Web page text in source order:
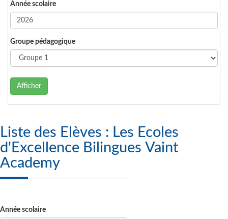
Année scolaire
Groupe pédagogique
Afficher
Liste des Elèves : Les Ecoles
d'Excellence Bilingues Vaint
Academy
Année scolaire